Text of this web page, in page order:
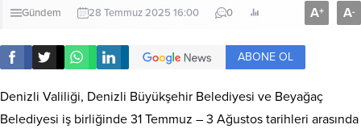
Gündem 28 Temmuz 2025 16:00 0 A+ A-
ABONE OL
Denizli Valiliği, Denizli Büyükşehir Belediyesi ve Beyağaç
Belediyesi iş birliğinde 31 Temmuz – 3 Ağustos tarihleri arasında